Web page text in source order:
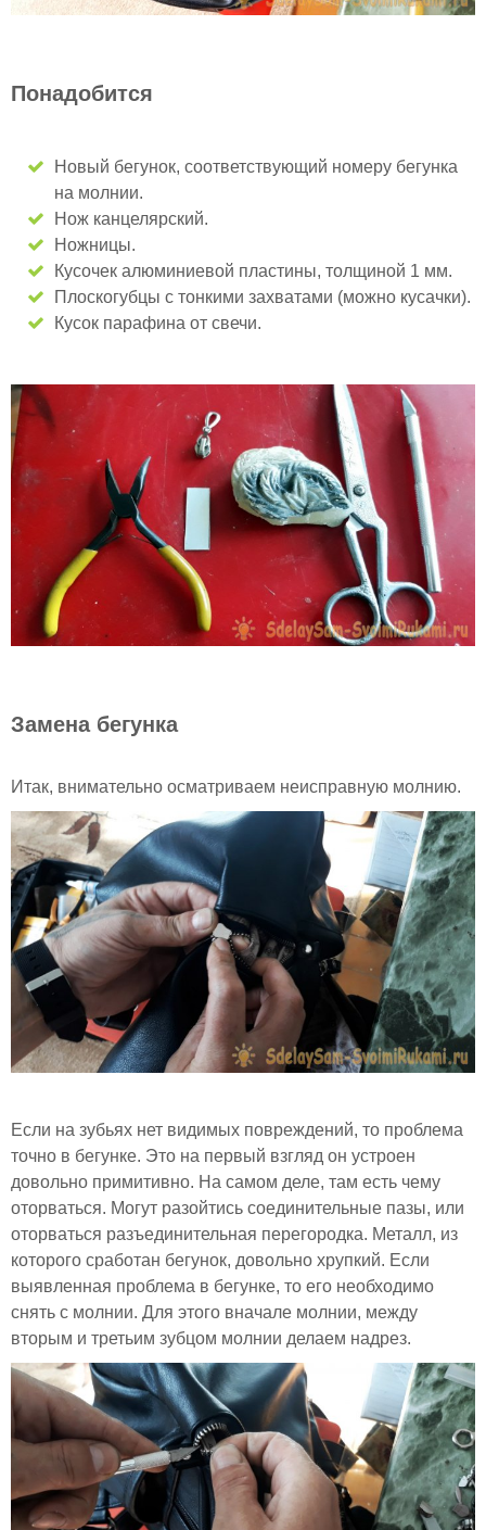
Понадобится
Новый бегунок, соответствующий номеру бегунка
на молнии.
Нож канцелярский.
Ножницы.
Кусочек алюминиевой пластины, толщиной 1 мм.
Плоскогубцы с тонкими захватами (можно кусачки).
Кусок парафина от свечи.
Замена бегунка
Итак, внимательно осматриваем неисправную молнию.
Если на зубьях нет видимых повреждений, то проблема
точно в бегунке. Это на первый взгляд он устроен
довольно примитивно. На самом деле, там есть чему
оторваться. Могут разойтись соединительные пазы, или
оторваться разъединительная перегородка. Металл, из
которого сработан бегунок, довольно хрупкий. Если
выявленная проблема в бегунке, то его необходимо
снять с молнии. Для этого вначале молнии, между
вторым и третьим зубцом молнии делаем надрез.